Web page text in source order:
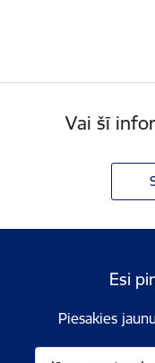
Vai šī
Esi
Piesakies